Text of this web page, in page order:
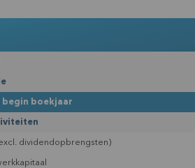
begin boekjaar
dividendopbrengsten)